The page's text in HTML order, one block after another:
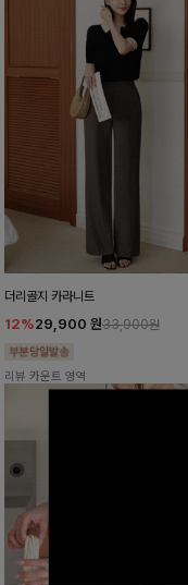
더리골지 카라니트
12%29,900 원33,900원
리뷰 카운트 영역